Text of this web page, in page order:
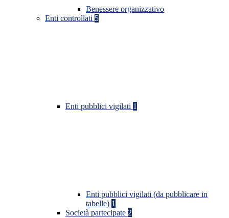
Benessere organizzativo
Enti controllati 5
Enti pubblici vigilati 1
Enti pubblici vigilati (da pubblicare in
tabelle) 1
Società partecipate 2